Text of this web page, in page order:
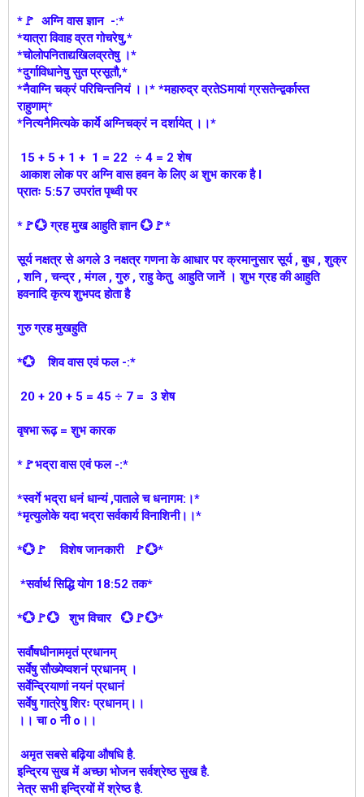
*🚩 अग्नि वास ज्ञान -:*
*यात्रा विवाह व्रत गोचरेषु,*
*चोलोपनिताद्यखिलव्रतेषु ।*
*दुर्गाविधानेषु सुत प्रसूतौ,*
*नैवाग्नि चक्रं परिचिन्तनियं ।।* *महारुद्र व्रतेSमायां ग्रसतेन्द्वर्कास्त
राहुणाम्*
*नित्यनैमित्यके कार्ये अग्निचक्रं न दर्शायेत् ।।*
15 + 5 + 1 + 1 = 22 ÷ 4 = 2 शेष
आकाश लोक पर अग्नि वास हवन के लिए अ शुभ कारक है l
प्रातः 5:57 उपरांत पृथ्वी पर
*🚩💮 ग्रह मुख आहुति ज्ञान 💮🚩*
सूर्य नक्षत्र से अगले 3 नक्षत्र गणना के आधार पर क्रमानुसार सूर्य , बुध , शुक्र
, शनि , चन्द्र , मंगल , गुरु , राहु केतु आहुति जानें । शुभ ग्रह की आहुति
हवनादि कृत्य शुभपद होता है
गुरु ग्रह मुखहुति
*💮 शिव वास एवं फल -:*
20 + 20 + 5 = 45 ÷ 7 = 3 शेष
वृषभा रूढ़ = शुभ कारक
*🚩भद्रा वास एवं फल -:*
*स्वर्गे भद्रा धनं धान्यं ,पाताले च धनागम:।*
*मृत्युलोके यदा भद्रा सर्वकार्य विनाशिनी।।*
*💮🚩 विशेष जानकारी 🚩💮*
*सर्वार्थ सिद्धि योग 18:52 तक*
*💮🚩💮 शुभ विचार 💮🚩💮*
सर्वौषधीनाममृतं प्रधानम्
सर्वेषु सौख्येष्वशनं प्रधानम् ।
सर्वेन्द्रियाणां नयनं प्रधानं
सर्वेषु गात्रेषु शिरः प्रधानम्।।
।। चा o नी o।।
अमृत सबसे बढ़िया औषधि है.
इन्द्रिय सुख में अच्छा भोजन सर्वश्रेष्ठ सुख है.
नेत्र सभी इन्द्रियों में श्रेष्ठ है.